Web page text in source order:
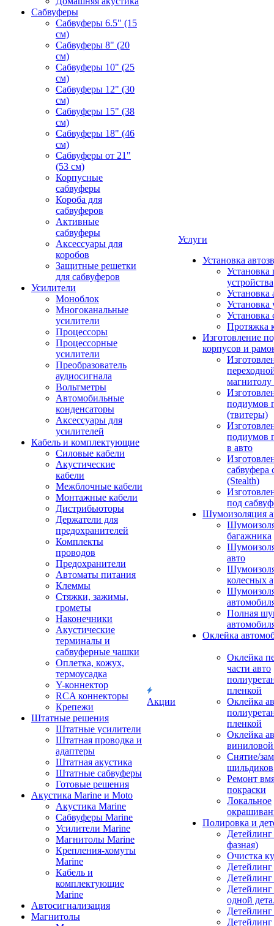
Сабвуферы
Сабвуферы 6.5" (15
см)
Сабвуферы 8" (20
см)
Сабвуферы 10" (25
см)
Сабвуферы 12" (30
см)
Сабвуферы 15" (38
см)
Сабвуферы 18" (46
см)
Сабвуферы от 21"
(53 см)
Корпусные
сабвуферы
Короба для
сабвуферов
Активные
сабвуферы
Аксессуары для
коробов
Защитные решетки
для сабвуферов
Усилители
Моноблок
Многоканальные
усилители
Процессоры
Процессорные
усилители
Преобразователь
аудиосигнала
Вольтметры
Автомобильные
конденсаторы
Аксессуары для
усилителей
Кабель и комплектующие
Силовые кабели
Акустические
кабели
Межблочные кабели
Монтажные кабели
Дистрибьюторы
Держатели для
предохранителей
Комплекты
проводов
Предохранители
Автоматы питания
Клеммы
Стяжки, зажимы,
грометы
Наконечники
Акустические
терминалы и
сабвуферные чашки
Оплетка, кожух,
термоусадка
Y-коннектор
RCA коннекторы
Крепежи
Штатные решения
Штатные усилители
Штатная проводка и
адаптеры
Штатная акустика
Штатные сабвуферы
Готовые решения
Акустика Marine и Moto
Акустика Marine
Сабвуферы Marine
Усилители Marine
Магнитолы Marine
Крепления-хомуты
Marine
Кабель и
комплектующие
Marine
Автосигнализация
Магнитолы
Акции
Услуги
Установка
Установка
устройства
Установка
Установка
Установка
Протяжка
Изготовление
корпусов и
подиумов
(твитеры)
подиумов
в авто
сабвуфера
(Stealth)
под
Шумоизоляция
багажника
авто
колесных
Полная
Оклейка
Оклейка
части авто
пленкой
Оклейка
пленкой
Оклейка
Снятие/
шильдиков
Ремонт
покраски
Локальное
Полировка и
фазная)
Очистка
Детейлинг
одной
Детейлинг